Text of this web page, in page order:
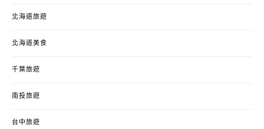
北海道旅遊
北海道美食
千葉旅遊
南投旅遊
台中旅遊